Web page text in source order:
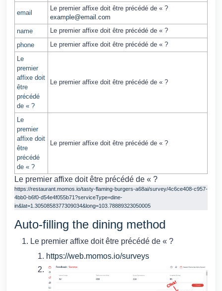
email
Le premier affixe doit être précédé de « ?
example@email.com
name
Le premier affixe doit être précédé de « ?
phone
Le premier affixe doit être précédé de « ?
Le
premier
affixe doit
être
précédé
de « ?
Le premier affixe doit être précédé de « ?
Le
premier
affixe doit
être
précédé
de « ?
Le premier affixe doit être précédé de « ?
Le premier affixe doit être précédé de « ?
https://restaurant.momos.io/tasty-flaming-burgers-a68ai/survey/4c6ce408-c957-
4bb0-b6f0-d54e4f055b71?serviceType=dine-
in&lat=1.3050858377309034&long=103.78889323050005
Auto-filling the dining method
Le premier affixe doit être précédé de « ?
https://web.momos.io/surveys